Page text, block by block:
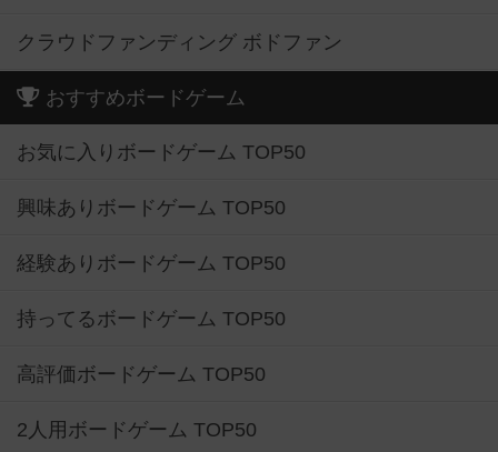
クラウドファンディング ボドファン
おすすめボードゲーム
お気に入りボードゲーム TOP50
興味ありボードゲーム TOP50
経験ありボードゲーム TOP50
持ってるボードゲーム TOP50
高評価ボードゲーム TOP50
2人用ボードゲーム TOP50